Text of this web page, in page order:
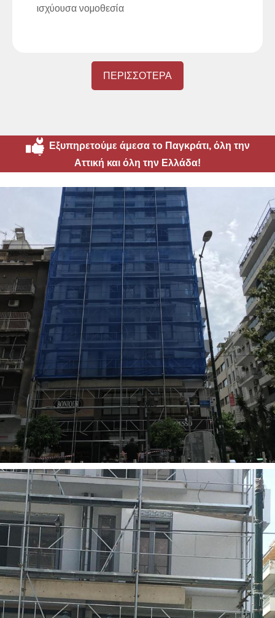
ισχύουσα νομοθεσία
ΠΕΡΙΣΣΟΤΕΡΑ
Εξυπηρετούμε άμεσα το Παγκράτι, όλη την
Αττική και όλη την Ελλάδα!